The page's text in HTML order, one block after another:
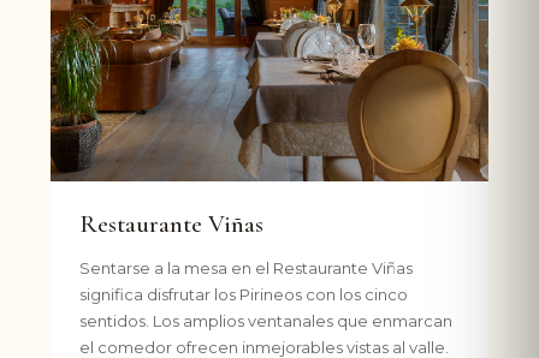
Restaurante Viñas
Sentarse a la mesa en el Restaurante Viñas
significa disfrutar los Pirineos con los cinco
sentidos. Los amplios ventanales que enmarcan
el comedor ofrecen inmejorables vistas al valle.